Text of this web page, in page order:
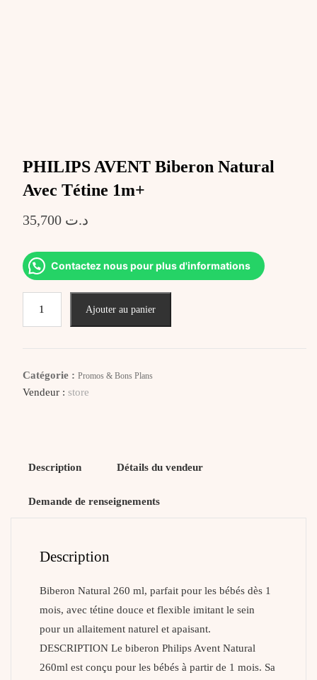
PHILIPS AVENT Biberon Natural
Avec Tétine 1m+
د.ت 35,700
Contactez nous pour plus d'informations
Ajouter au panier
Catégorie : Promos & Bons Plans
Vendeur : store
Description Détails du vendeur
Demande de renseignements
Description
Biberon Natural 260 ml, parfait pour les bébés dès 1
mois, avec tétine douce et flexible imitant le sein
pour un allaitement naturel et apaisant.
DESCRIPTION Le biberon Philips Avent Natural
260ml est conçu pour les bébés à partir de 1 mois. Sa